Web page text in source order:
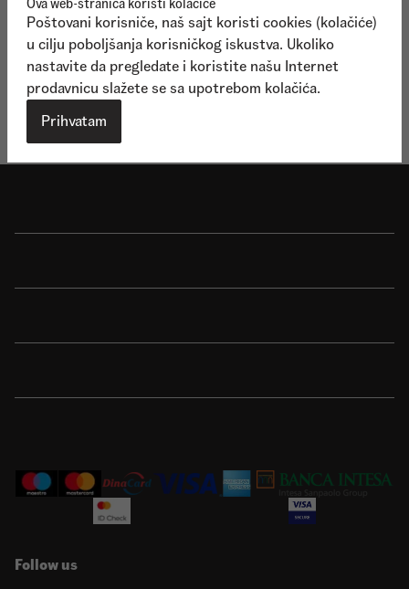
Vidi više
Follow us
Poštovani korisniče, naš sajt koristi cookies (kolačiće)
u cilju poboljšanja korisničkog iskustva. Ukoliko
nastavite da pregledate i koristite našu Internet
prodavnicu slažete se sa upotrebom kolačića.
Prihvatam